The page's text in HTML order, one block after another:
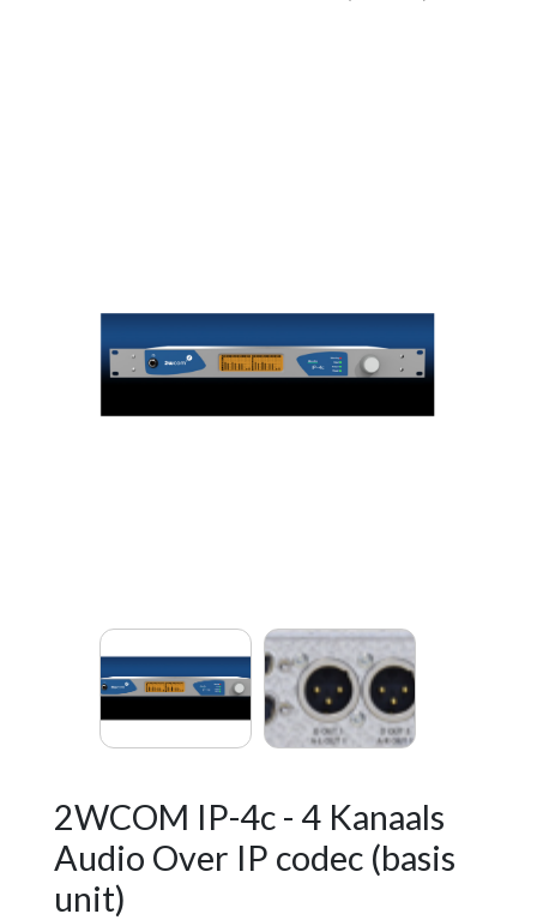
2WCOM IP-4c - 4 Kanaals
Audio Over IP codec (basis
unit)